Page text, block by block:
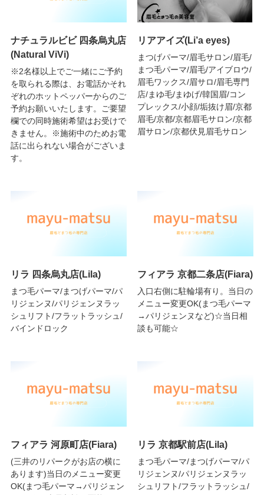
ナチュラルビビ 四条烏丸店
(Natural ViVi)
※2名様以上でご一緒にご予約
を取られる際は、お電話かそれ
ぞれのホットペッパーからのご
予約お願いいたします。ご要望
欄での同時施術希望はお受けで
きません。※施術中のためお電
話に出られない場合がございま
す。
リアアイズ(Li’a eyes)
まつげパーマ/眉毛サロン/眉毛/
まつ毛パーマ/眉毛/アイブロウ/
眉毛ワックス/眉サロ/眉毛専門
店/まゆ毛/まゆげ/韓国眉/コン
プレックス/小顔/垢抜け眉/京都
眉毛/京都/京都眉毛サロン/京都
眉サロン/京都伏見眉毛サロン
リラ 四条烏丸店(Lila)
まつ毛パーマ/まつげパーマ/パ
リジェンヌ/パリジェンヌラッ
シュリフト/フラットラッシュ/
バインドロック
フィアラ 京都二条店(Fiara)
入口右側に駐輪場有り。当日の
メニュー変更OK(まつ毛パーマ
→パリジェンヌなど)☆当日相
談も可能☆
フィアラ 河原町店(Fiara)
(三井のリパークがお店の横に
あります)当日のメニュー変更
OK(まつ毛パーマ→パリジェン
リラ 京都駅前店(Lila)
まつ毛パーマ/まつげパーマ/パ
リジェンヌ/パリジェンヌラッ
シュリフト/フラットラッシュ/